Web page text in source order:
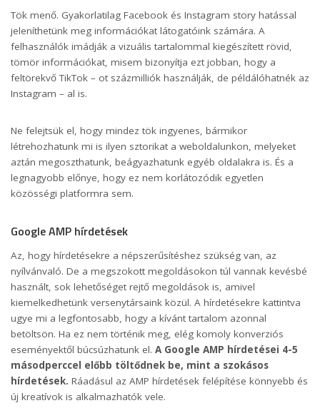
Tök menő. Gyakorlatilag Facebook és Instagram story hatással
jeleníthetünk meg információkat látogatóink számára. A
felhasználók imádják a vizuális tartalommal kiegészített rövid,
tömör információkat, misem bizonyítja ezt jobban, hogy a
feltörekvő TikTok – ot százmilliók használják, de példálóhatnék az
Instagram – al is.
Ne felejtsük el, hogy mindez tök ingyenes, bármikor
létrehozhatunk mi is ilyen sztorikat a weboldalunkon, melyeket
aztán megoszthatunk, beágyazhatunk egyéb oldalakra is. És a
legnagyobb előnye, hogy ez nem korlátozódik egyetlen
közösségi platformra sem.
Google AMP hírdetések
Az, hogy hírdetésekre a népszerűsítéshez szükség van, az
nyílvánvaló. De a megszokott megoldásokon túl vannak kevésbé
használt, sok lehetőséget rejtő megoldások is, amivel
kiemelkedhetünk versenytársaink közül. A hírdetésekre kattintva
ugye mi a legfontosabb, hogy a kívánt tartalom azonnal
betöltsön. Ha ez nem történik meg, elég komoly konverziós
eseményektől búcsúzhatunk el. A Google AMP hírdetései 4-5
másodperccel előbb töltődnek be, mint a szokásos
hírdetések. Ráadásul az AMP hírdetések felépítése könnyebb és
új kreatívok is alkalmazhatók vele.